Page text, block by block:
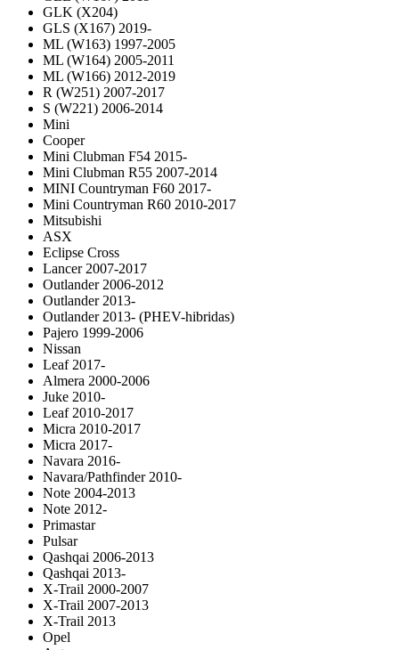
GLK (X204)
GLS (X167) 2019-
ML (W163) 1997-2005
ML (W164) 2005-2011
ML (W166) 2012-2019
R (W251) 2007-2017
S (W221) 2006-2014
Mini
Cooper
Mini Clubman F54 2015-
Mini Clubman R55 2007-2014
MINI Countryman F60 2017-
Mini Countryman R60 2010-2017
Mitsubishi
ASX
Eclipse Cross
Lancer 2007-2017
Outlander 2006-2012
Outlander 2013-
Outlander 2013- (PHEV-hibridas)
Pajero 1999-2006
Nissan
Leaf 2017-
Almera 2000-2006
Juke 2010-
Leaf 2010-2017
Micra 2010-2017
Micra 2017-
Navara 2016-
Navara/Pathfinder 2010-
Note 2004-2013
Note 2012-
Primastar
Pulsar
Qashqai 2006-2013
Qashqai 2013-
X-Trail 2000-2007
X-Trail 2007-2013
X-Trail 2013
Opel